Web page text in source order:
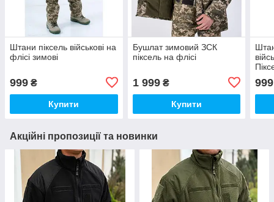
Штани піксель військові на
флісі зимові
999 ₴
Купити
Бушлат зимовий ЗСК
піксель на флісі
1 999₴
Купити
999
Акційні пропозиції та новинки